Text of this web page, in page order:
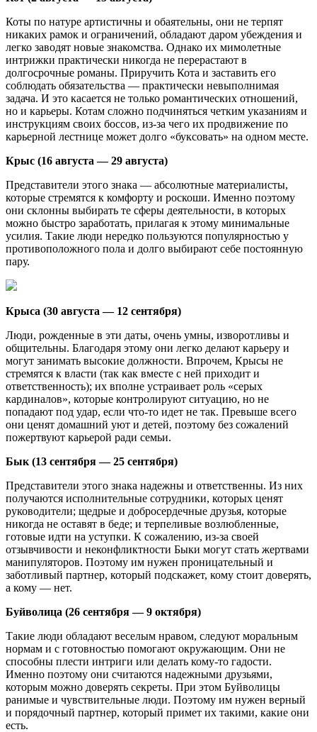
Коты по натуре артистичны и обаятельны, они не терпят
никаких рамок и ограничений, обладают даром убеждения и
легко заводят новые знакомства. Однако их мимолетные
интрижки практически никогда не перерастают в
долгосрочные романы. Приручить Кота и заставить его
соблюдать обязательства — практически невыполнимая
задача. И это касается не только романтических отношений,
но и карьеры. Котам сложно подчиняться четким указаниям и
инструкциям своих боссов, из-за чего их продвижение по
карьерной лестнице может долго «буксовать» на одном месте.
Крыс (16 августа — 29 августа)
Представители этого знака — абсолютные материалисты,
которые стремятся к комфорту и роскоши. Именно поэтому
они склонны выбирать те сферы деятельности, в которых
можно быстро заработать, прилагая к этому минимальные
усилия. Такие люди нередко пользуются популярностью у
противоположного пола и долго выбирают себе постоянную
пару.
Крыса (30 августа — 12 сентября)
Люди, рожденные в эти даты, очень умны, изворотливы и
общительны. Благодаря этому они легко делают карьеру и
могут занимать высокие должности. Впрочем, Крысы не
стремятся к власти (так как вместе с ней приходит и
ответственность); их вполне устраивает роль «серых
кардиналов», которые контролируют ситуацию, но не
попадают под удар, если что-то идет не так. Превыше всего
они ценят домашний уют и детей, поэтому без сожалений
пожертвуют карьерой ради семьи.
Бык (13 сентября — 25 сентября)
Представители этого знака надежны и ответственны. Из них
получаются исполнительные сотрудники, которых ценят
руководители; щедрые и добросердечные друзья, которые
никогда не оставят в беде; и терпеливые возлюбленные,
готовые идти на уступки. К сожалению, из-за своей
отзывчивости и неконфликтности Быки могут стать жертвами
манипуляторов. Поэтому им нужен проницательный и
заботливый партнер, который подскажет, кому стоит доверять,
а кому — нет.
Буйволица (26 сентября — 9 октября)
Такие люди обладают веселым нравом, следуют моральным
нормам и с готовностью помогают окружающим. Они не
способны плести интриги или делать кому-то гадости.
Именно поэтому они считаются надежными друзьями,
которым можно доверять секреты. При этом Буйволицы
ранимые и чувствительные люди. Поэтому им нужен верный
и порядочный партнер, который примет их такими, какие они
есть.